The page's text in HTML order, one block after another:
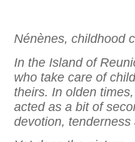
Nénènes, childhood
In the Island of
who take care of
theirs. In olden
acted as a bit of
devotion, tenderness